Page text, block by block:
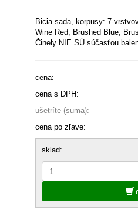
Bicia sada, korpusy: 7-
Wine Red, Brushed Blue,
Činely NIE SÚ súčasťou
cena:
cena s DPH:
ušetríte (suma):
cena po zľave:
sklad: